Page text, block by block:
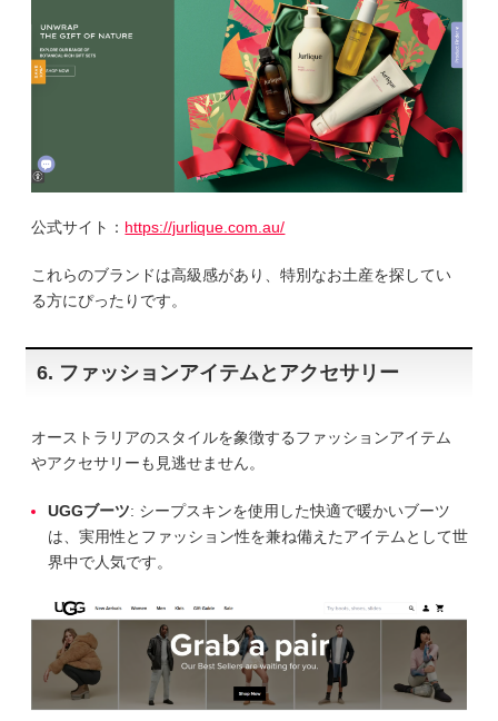
公式サイト： https://jurlique.com.au/
これらのブランドは高級感があり、特別なお土産を探してい
る方にぴったりです。
6. ファッションアイテムとアクセサリー
オーストラリアのスタイルを象徴するファッションアイテム
やアクセサリーも見逃せません。
UGGブーツ: シープスキンを使用した快適で暖かいブーツ
は、実用性とファッション性を兼ね備えたアイテムとして世
界中で人気です。